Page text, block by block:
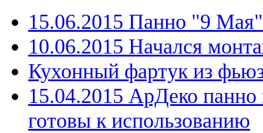
15.06.2015 Панно "9
10.06.2015 Начался
Кухонный фартук из
15.04.2015 АрДеко
готовы к использованию